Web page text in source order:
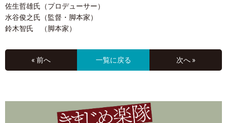
佐生哲雄氏（プロデューサー）
水谷俊之氏（監督・脚本家）
鈴木智氏 （脚本家）
« 前へ 一覧に戻る 次へ »